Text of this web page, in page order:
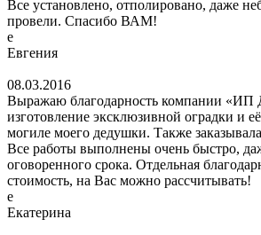
Все установлено, отполировано, даже
провели. Спасибо ВАМ!
е
Евгения
08.03.2016
Выражаю благодарность компании «ИП
изготовление эксклюзивной оградки и
могиле моего дедушки. Также
Все работы выполнены очень быстро,
оговоренного срока. Отдельная
стоимость, на Вас можно рассчитывать!
е
Екатерина